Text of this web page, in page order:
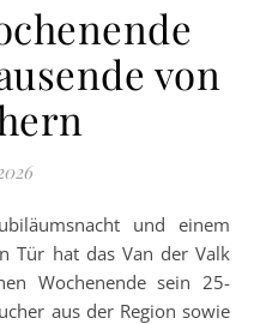
von
Tür hat das Van der Valk
Wochenende sein 25-
aus der Region sowie